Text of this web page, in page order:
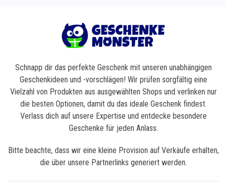
Schnapp dir das perfekte Geschenk mit unseren unabhängigen
Geschenkideen und -vorschlägen! Wir prüfen sorgfältig eine
Vielzahl von Produkten aus ausgewählten Shops und verlinken nur
die besten Optionen, damit du das ideale Geschenk findest.
Verlass dich auf unsere Expertise und entdecke besondere
Geschenke für jeden Anlass.
Bitte beachte, dass wir eine kleine Provision auf Verkäufe erhalten,
die über unsere Partnerlinks generiert werden.